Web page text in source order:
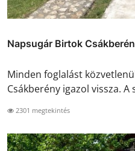
Napsugár Birtok
Minden foglalást
Csákberény igazol vissza. A
2301 megtekintés